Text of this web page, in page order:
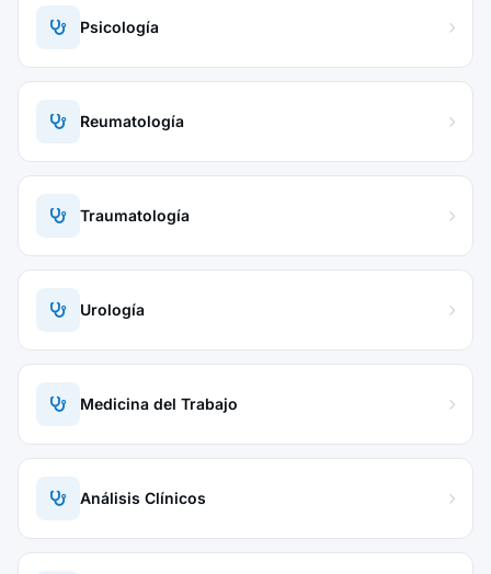
Psicología
Reumatología
Traumatología
Urología
Medicina del Trabajo
Análisis Clínicos